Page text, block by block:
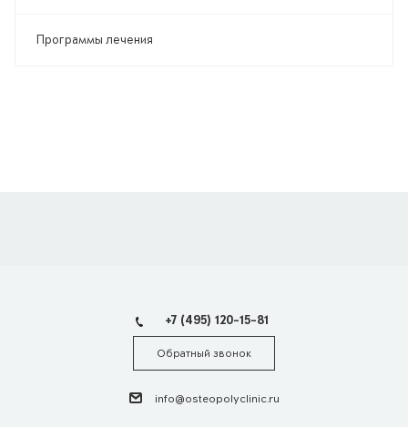
Программы лечения
+7 (495) 120-15-81
Обратный звонок
info@osteopolyclinic.ru